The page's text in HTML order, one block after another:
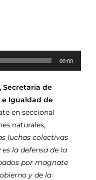
00:00
Secretaria de
e Igualdad de
en seccional
naturales,
luchas colectivas
la defensa de la
por magnate
y de la